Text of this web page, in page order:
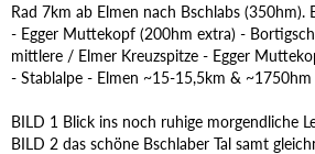
Rad 7km ab Elmen nach Bschlabs (350hm).
- Egger Muttekopf (200hm extra) -
mittlere / Elmer Kreuzspitze - Egger
- Stablalpe - Elmen ~15-15,5km &
BILD 1 Blick ins noch ruhige morgendliche
BILD 2 das schöne Bschlaber Tal samt